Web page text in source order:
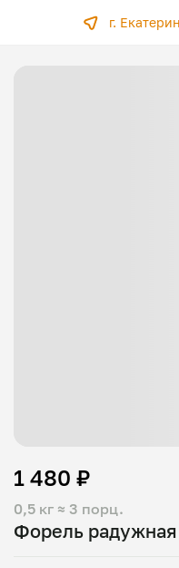
г.
Форель радужная
0,5 кг ≈ 3 порц.
1 480 ₽